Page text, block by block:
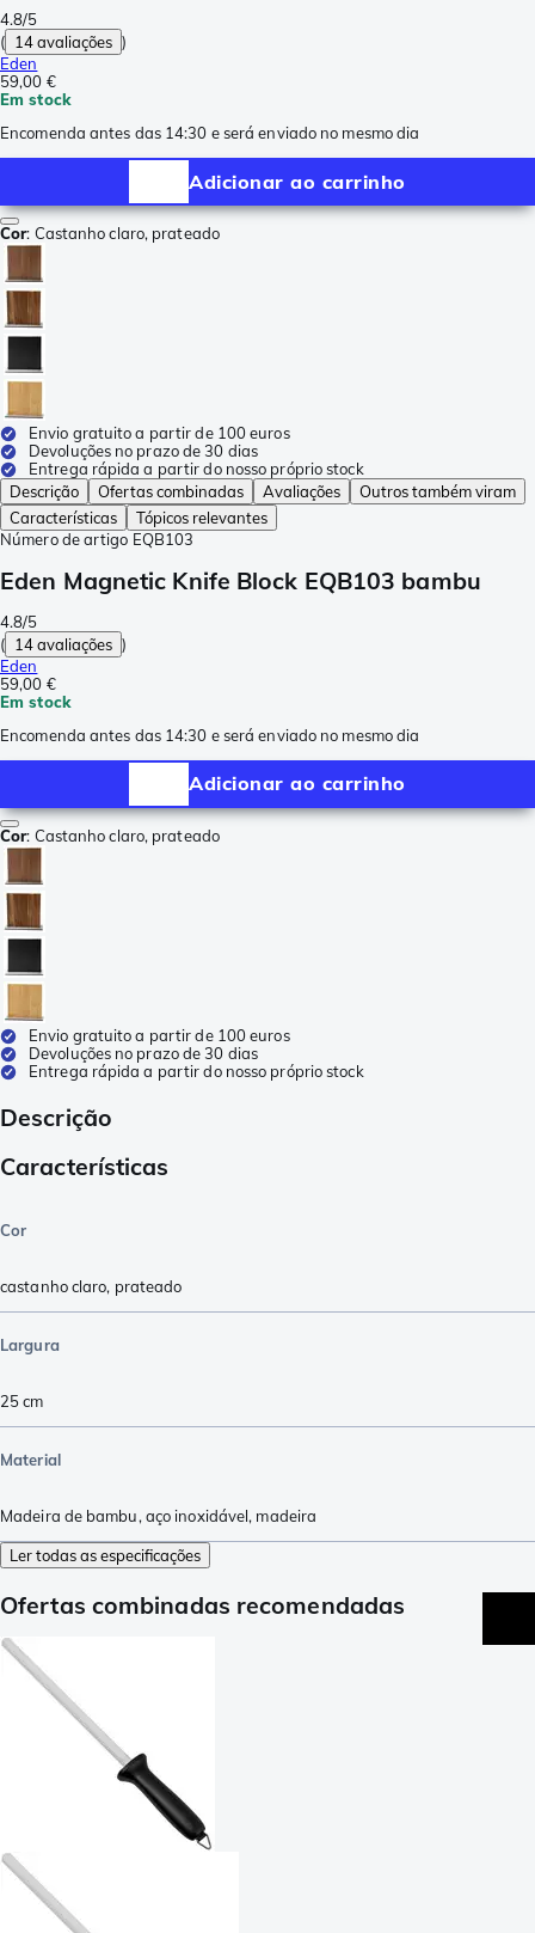
4.8/5
( 14 avaliações )
Eden
59,00 €
Em stock
Encomenda antes das 14:30 e será enviado no mesmo dia
Adicionar ao carrinho
Cor: Castanho claro, prateado
Envio gratuito a partir de 100 euros
Devoluções no prazo de 30 dias
Entrega rápida a partir do nosso próprio stock
Descrição
Ofertas combinadas Avaliações
Outros também viram
Características
Tópicos relevantes
Número de artigo EQB103
Eden Magnetic Knife Block EQB103 bambu
4.8/5
( 14 avaliações )
Eden
59,00 €
Em stock
Encomenda antes das 14:30 e será enviado no mesmo dia
Adicionar ao carrinho
Cor: Castanho claro, prateado
Envio gratuito a partir de 100 euros
Devoluções no prazo de 30 dias
Entrega rápida a partir do nosso próprio stock
Descrição
Características
Cor
castanho claro, prateado
Largura
25cm
Material
Madeira de bambu, aço inoxidável, madeira
Ler todas as especificações
Ofertas combinadas recomendadas